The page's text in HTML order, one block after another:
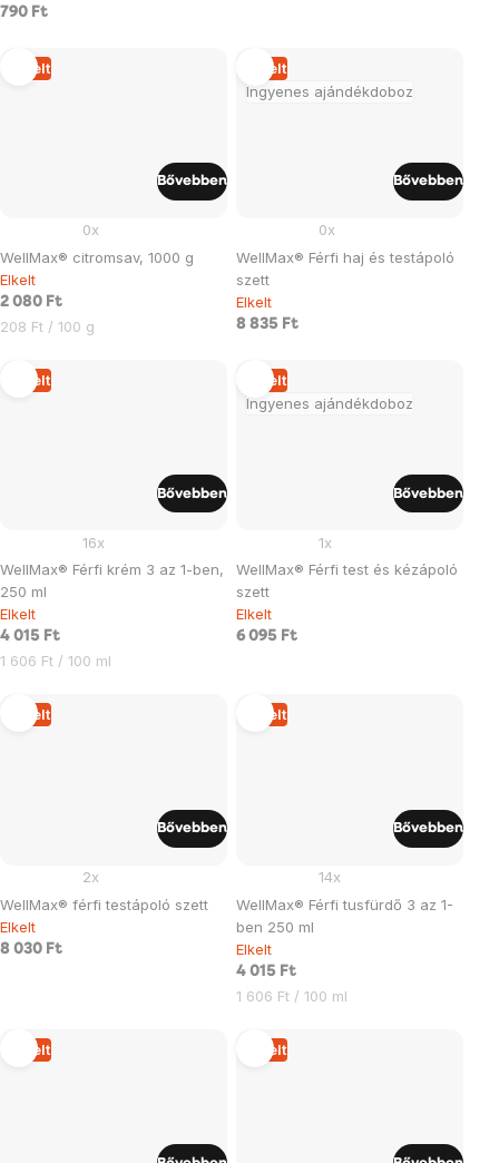
790 Ft
Elkelt
WellMax® citromsav, 1000 g
0x
Elkelt
2 080 Ft
Egységár:
208 Ft / 100 g
Bővebben
Ingyenes ajándékdoboz
Elkelt
WellMax® Férfi haj és testápoló
szett
0x
Elkelt
8 835 Ft
Bővebben
Elkelt
WellMax® Férfi krém 3 az 1-ben,
250 ml
16x
Elkelt
4 015 Ft
Egységár:
1 606 Ft / 100 ml
Bővebben
Ingyenes ajándékdoboz
Elkelt
WellMax® Férfi test és kézápoló
szett
1x
Elkelt
6 095 Ft
Bővebben
Elkelt
WellMax® férfi testápoló szett
2x
Elkelt
8 030 Ft
Bővebben
Elkelt
WellMax® Férfi tusfürdő 3 az 1-
ben 250 ml
14x
Elkelt
4 015 Ft
Egységár:
1 606 Ft / 100 ml
Bővebben
Elkelt Elkelt